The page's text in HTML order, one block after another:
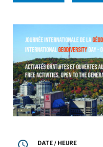
DATE / HEURE